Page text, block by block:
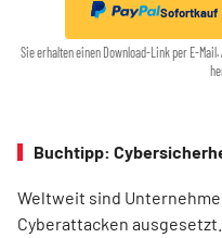
Sofortkauf
Sie erhalten einen Download-Link per E-
Buchtipp:
Weltweit sind
Cyberattacken